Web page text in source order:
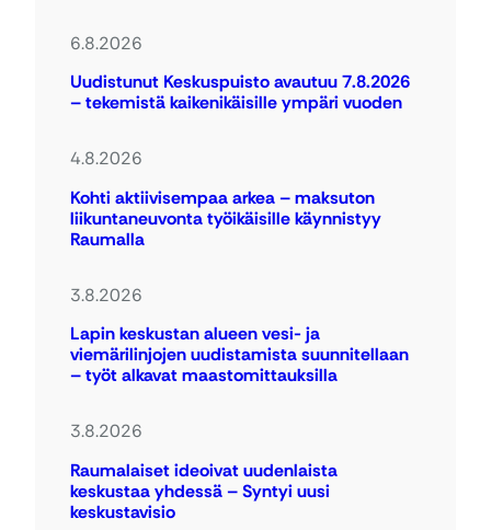
6.8.2026
Uudistunut Keskuspuisto avautuu 7.8.2026
– tekemistä kaikenikäisille ympäri vuoden
4.8.2026
Kohti aktiivisempaa arkea – maksuton
liikuntaneuvonta työikäisille käynnistyy
Raumalla
3.8.2026
Lapin keskustan alueen vesi- ja
viemärilinjojen uudistamista suunnitellaan
– työt alkavat maastomittauksilla
3.8.2026
Raumalaiset ideoivat uudenlaista
keskustaa yhdessä – Syntyi uusi
keskustavisio